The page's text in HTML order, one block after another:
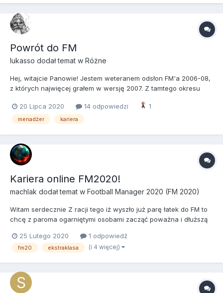
Powrót do FM
lukasso dodał temat w Różne
Hej, witajcie Panowie! Jestem weteranem odsłon FM'a 2006-08,
z których najwięcej grałem w wersję 2007. Z tamtego okresu
przedłużać - po latach innych spraw i zainteresowań, wróciła mi
ochota na solidną karierę w FM. Tutaj do W...
20 Lipca 2020 14 odpowiedzi 1
menadżer kariera
Kariera online FM2020!
machlak dodał temat w Football Manager 2020 (FM 2020)
Witam serdecznie Z racji tego iż wyszło już parę łatek do FM to
chcę z paroma ogarniętymi osobami zacząć poważna i dłuższą
liczbą było by te 5-6 osób zainteresowanych tego typu
rozgrywką (najlepiej osoby co grają już dłuższy cz...
25 Lutego 2020 1 odpowiedź
fm20 ekstraklasa (i 4 więcej)